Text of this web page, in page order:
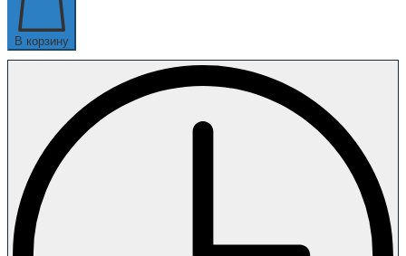
В корзину